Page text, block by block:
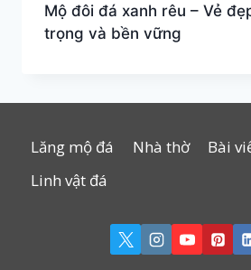
Mộ đôi đá xanh rêu – Vẻ
trọng và bền vững
Lăng mộ đá Nhà thờ Bài
Linh vật đá